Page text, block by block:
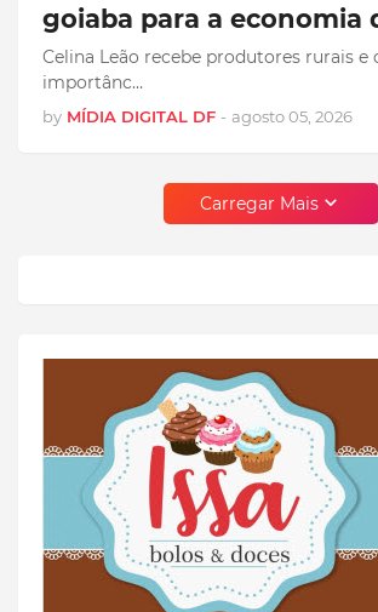
goiaba para a economia
Celina Leão recebe produtores rurais e
importânc…
by MÍDIA DIGITAL DF - agosto 05, 2026
Carregar Mais